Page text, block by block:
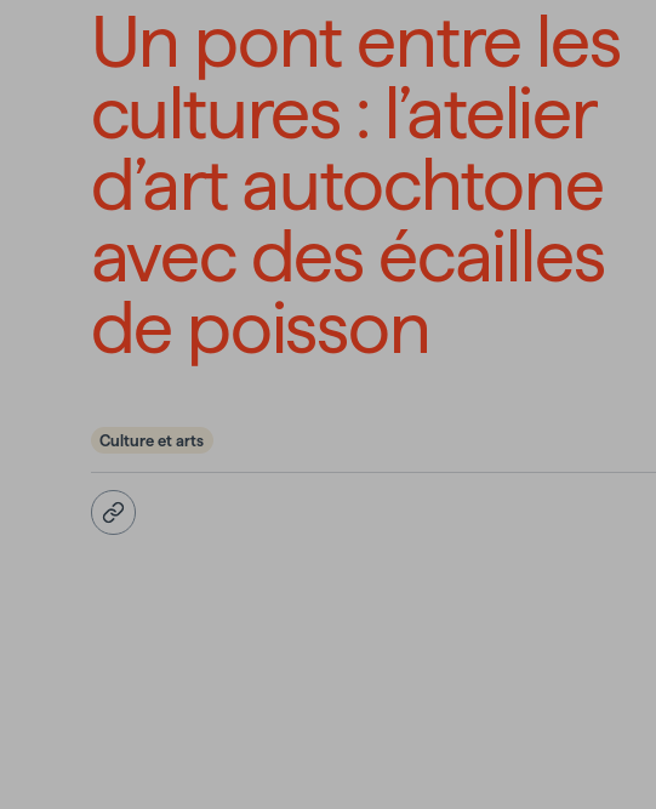
Un pont entre les
cultures : l’atelier
d’art autochtone
avec des écailles
de poisson
Culture et arts
Copier l'URL